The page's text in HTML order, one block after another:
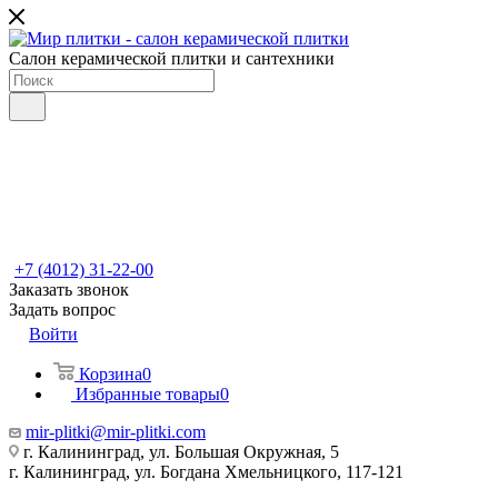
Салон керамической плитки и сантехники
+7 (4012) 31-22-00
Заказать звонок
Задать вопрос
Войти
Корзина0
Избранные товары0
mir-plitki@mir-plitki.com
г. Калининград, ул. Большая Окружная, 5
г. Калининград, ул. Богдана Хмельницкого, 117-121